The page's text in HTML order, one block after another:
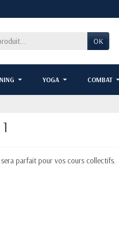
OK
YOGA COMBAT
sera parfait pour vos cours collectifs.